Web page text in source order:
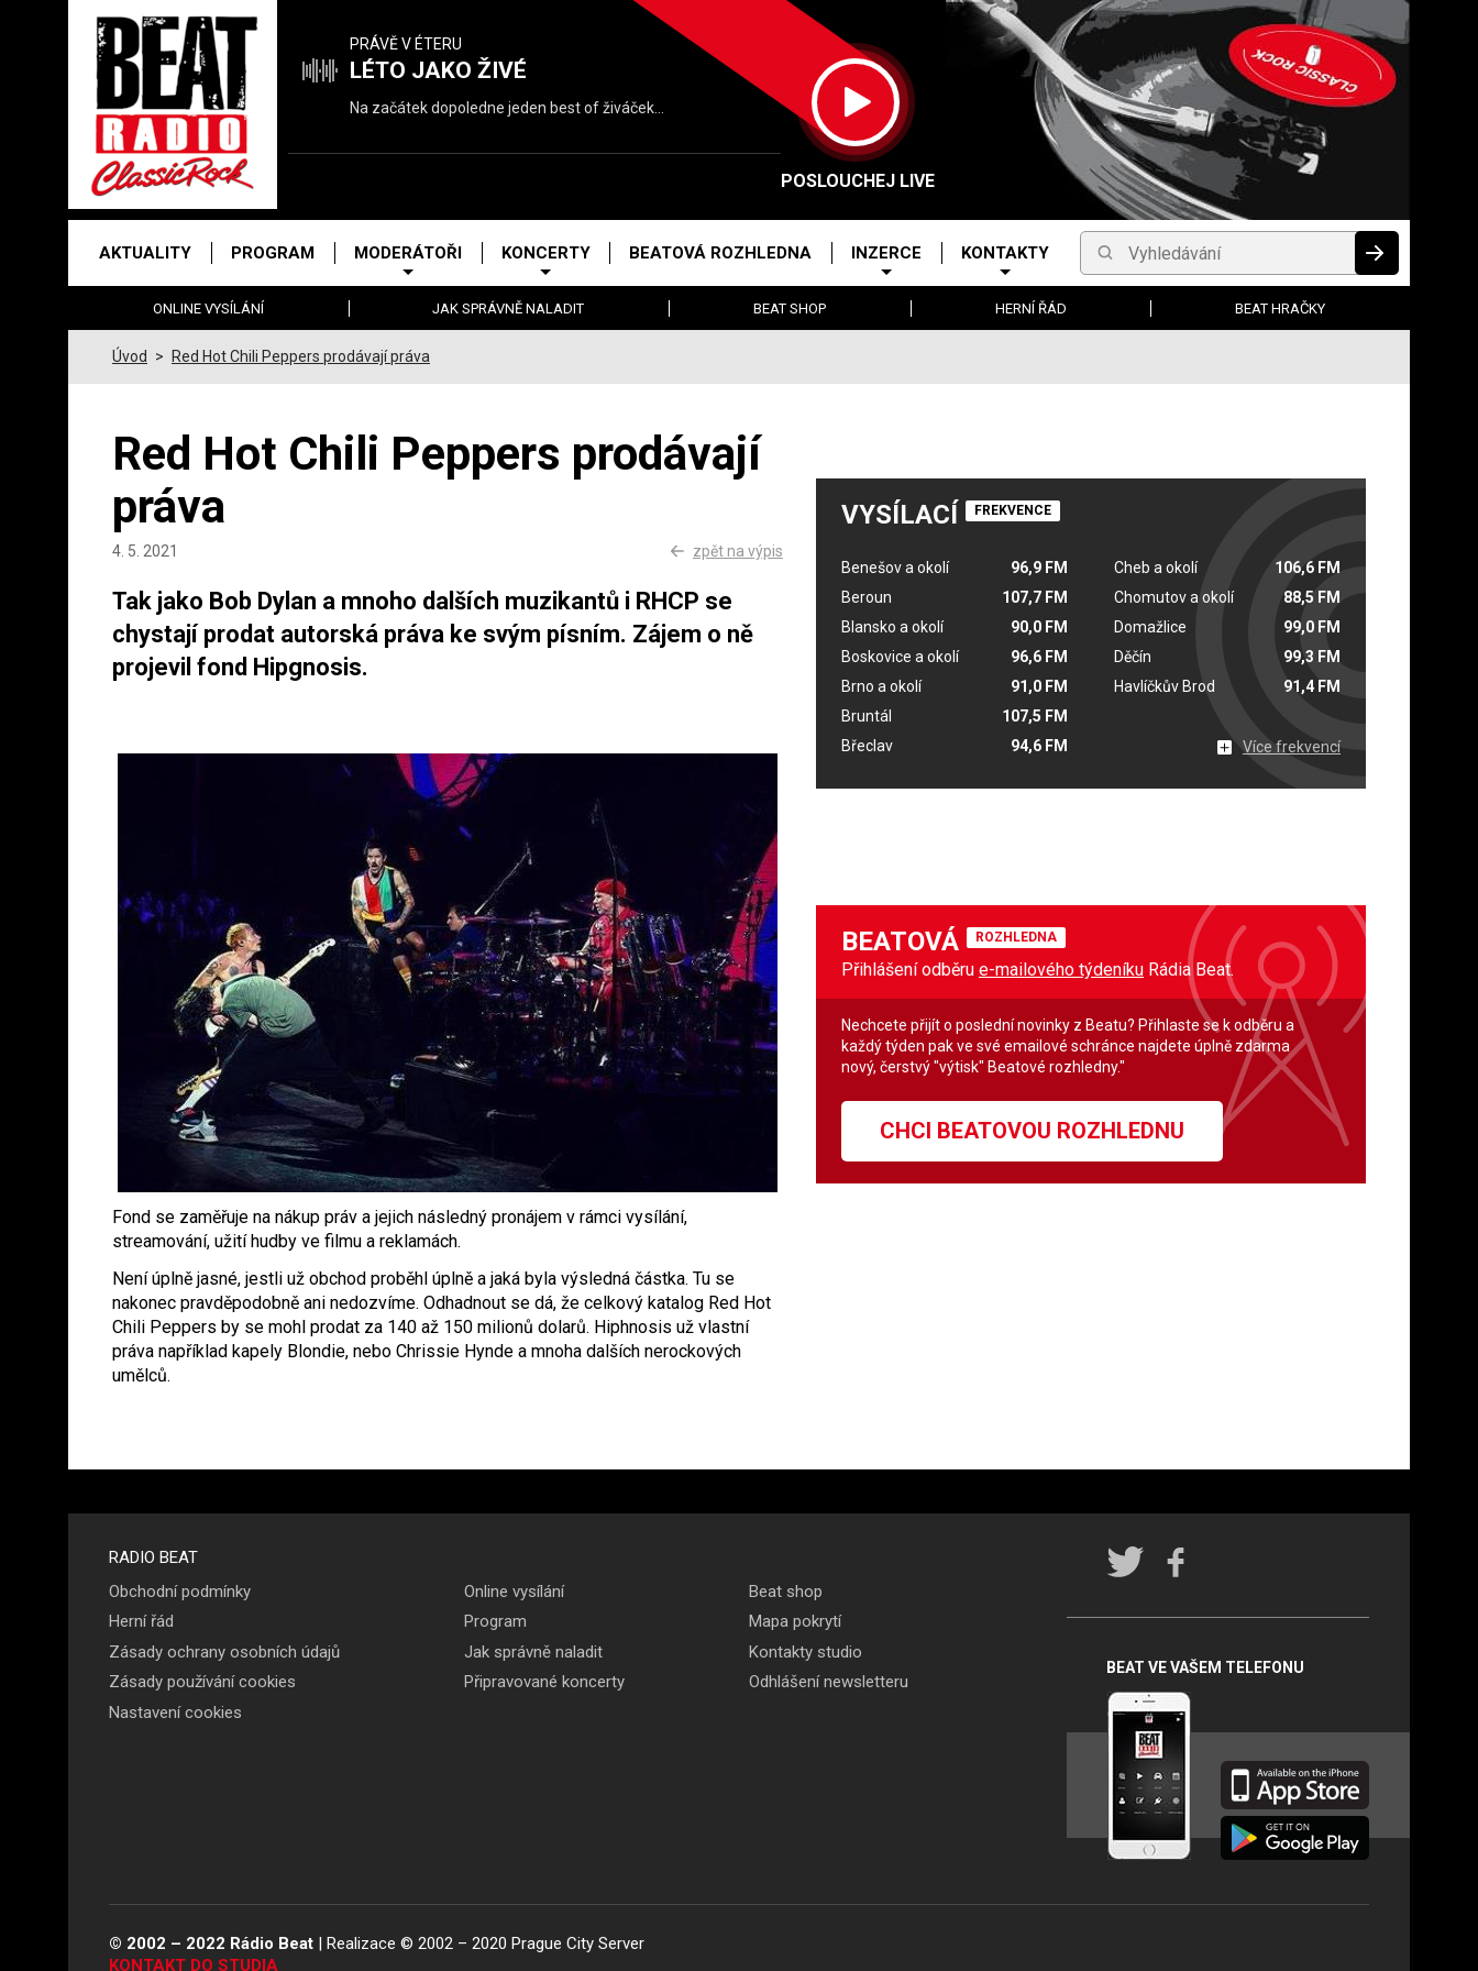
Právě
hrajeme
PRÁVĚ V ÉTERU
LÉTO JAKO ŽIVÉ
Na začátek dopoledne jeden best of živáček...
POSLOUCHEJ LIVE
menu
AKTUALITY PROGRAM MODERÁTOŘI KONCERTY BEATOVÁ ROZHLEDNA INZERCE KONTAKTY Vyhledávání HLEDAT
ONLINE VYSÍLÁNÍ JAK SPRÁVNĚ NALADIT BEAT SHOP HERNÍ ŘÁD BEAT HRAČKY
Úvod > Red Hot Chili Peppers prodávají práva
Red Hot Chili Peppers prodávají
práva
4. 5. 2021 zpět na výpis
Tak jako Bob Dylan a mnoho dalších muzikantů i RHCP se
chystají prodat autorská práva ke svým písním. Zájem o ně
projevil fond Hipgnosis.
Fond se zaměřuje na nákup práv a jejich následný pronájem v rámci vysílání,
streamování, užití hudby ve filmu a reklamách.
Není úplně jasné, jestli už obchod proběhl úplně a jaká byla výsledná částka. Tu se
nakonec pravděpodobně ani nedozvíme. Odhadnout se dá, že celkový katalog Red Hot
Chili Peppers by se mohl prodat za 140 až 150 milionů dolarů. Hiphnosis už vlastní
práva například kapely Blondie, nebo Chrissie Hynde a mnoha dalších nerockových
umělců.
VYSÍLACÍ FREKVENCE
Benešov a okolí
96,9 FM
Beroun
107,7 FM
Blansko a okolí
90,0 FM
Boskovice a okolí
96,6 FM
Brno a okolí
91,0 FM
Bruntál
107,5 FM
Břeclav
94,6 FM
Cheb a okolí
106,6 FM
Chomutov a okolí
88,5 FM
Domažlice
99,0 FM
Děčín
99,3 FM
Havlíčkův Brod
91,4 FM
Více frekvencí
BEATOVÁ ROZHLEDNA
Přihlášení odběru e-mailového týdeníku Rádia Beat.
Nechcete přijít o poslední novinky z Beatu? Přihlaste se k odběru a
každý týden pak ve své emailové schránce najdete úplně zdarma
nový, čerstvý "výtisk" Beatové rozhledny."
CHCI BEATOVOU ROZHLEDNU
Menu v
patičce
RADIO BEAT
Obchodní podmínky
Herní řád
Zásady ochrany osobních údajů
Zásady používání cookies
Nastavení cookies
Online vysílání
Program
Jak správně naladit
Připravované koncerty
Beat shop
Mapa pokrytí
Kontakty studio
Odhlášení newsletteru
Rádio
sítích
BEAT VE VAŠEM TELEFONU
© 2002 – 2022 Rádio Beat | Realizace © 2002 – 2020 Prague City Server
KONTAKT DO STUDIA